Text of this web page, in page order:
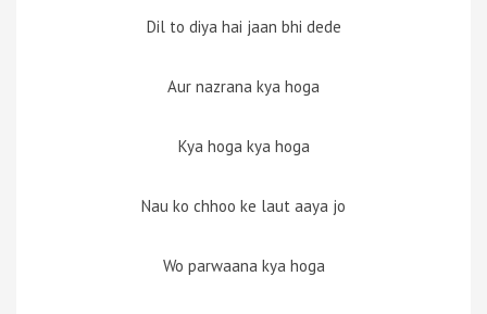
Dil to diya hai jaan bhi dede
Aur nazrana kya hoga
Kya hoga kya hoga
Nau ko chhoo ke laut aaya jo
Wo parwaana kya hoga